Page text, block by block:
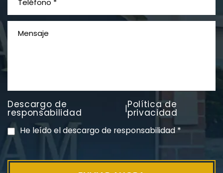
Descargo de
responsabilidad |Política de
privacidad
He leído el descargo de responsabilidad*